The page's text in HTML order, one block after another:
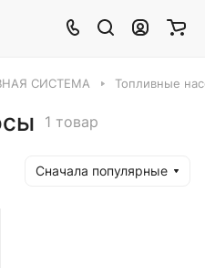
СИСТЕМА Топливные
1 товар
Сначала популярные